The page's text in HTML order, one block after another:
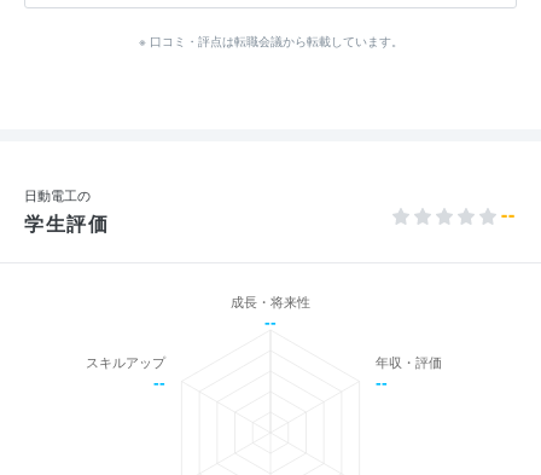
※ 口コミ・評点は転職会議から転載しています。
日動電工の
学生評価 --
成長・将来性
--
年収・評価
--
スキルアップ
--